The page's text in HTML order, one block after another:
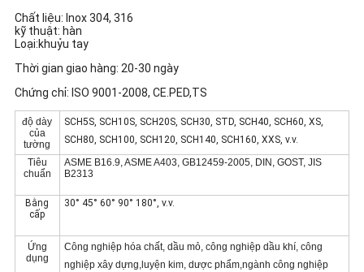
SƠ
ĐỒ
TRANG
WEB
CHÍNH
SÁCH
BẢO
MẬT
Chất liệu: Inox 304, 316
kỹ thuật: hàn
Loại:khuỷu tay
Thời gian giao hàng: 20-30 ngày
Chứng chỉ: ISO 9001-2008, CE.PED,TS
độ dày
của
tường
SCH5S, SCH10S, SCH20S, SCH30, STD, SCH40, SCH60, XS,
SCH80, SCH100, SCH120, SCH140, SCH160, XXS, v.v.
Tiêu
chuẩn
ASME B16.9, ASME A403, GB12459-2005, DIN, GOST, JIS
B2313
Bằng
cấp
30° 45° 60° 90° 180°, v.v.
Ứng
dụng
Công nghiệp hóa chất, dầu mỏ, công nghiệp dầu khí, công
nghiệp xây dựng,luyện kim, dược phẩm,ngành công nghiệp